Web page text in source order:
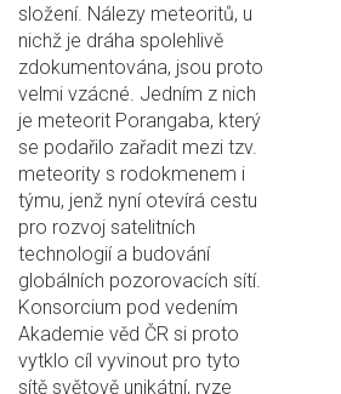
složení. Nálezy meteoritů, u
nichž je dráha spolehlivě
zdokumentována, jsou proto
velmi vzácné. Jedním z nich
je meteorit Porangaba, který
se podařilo zařadit mezi tzv.
meteority s rodokmenem i
týmu, jenž nyní otevírá cestu
pro rozvoj satelitních
technologií a budování
globálních pozorovacích sítí.
Konsorcium pod vedením
Akademie věd ČR si proto
vytklo cíl vyvinout pro tyto
sítě světově unikátní, ryze